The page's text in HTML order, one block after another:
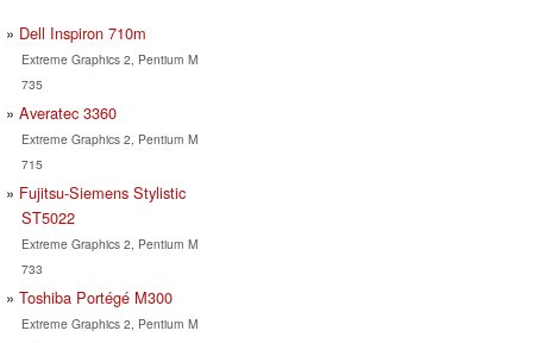
Dell Inspiron 710m
Extreme Graphics 2, Pentium M
735
Averatec 3360
Extreme Graphics 2, Pentium M
715
Fujitsu-Siemens Stylistic
ST5022
Extreme Graphics 2, Pentium M
733
Toshiba Portégé M300
Extreme Graphics 2, Pentium M